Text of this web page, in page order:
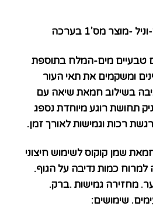
-מוצר מס'1 בערכה
טבעיים מים-המלח בתוספת
ומשקמים את תאי העור
בשילוב חמאת שיאה עם
תחושת רוגע מיוחדת נספג
רכות וגמישות לאורך זמן.
:חמאת שמן קוקוס לשימוש חיצוני
כמות נדיבה על הגוף.
מחזירה גמישות .ברק.
שימושים: